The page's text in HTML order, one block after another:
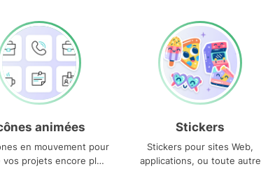
animées
en mouvement pour
vos projets encore plus
Stickers
Stickers pour sites Web,
applications, ou toute autre